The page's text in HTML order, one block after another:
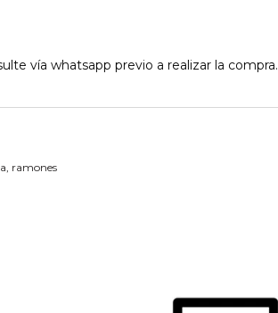
vía whatsapp previo a realizar la compra.
, ramones